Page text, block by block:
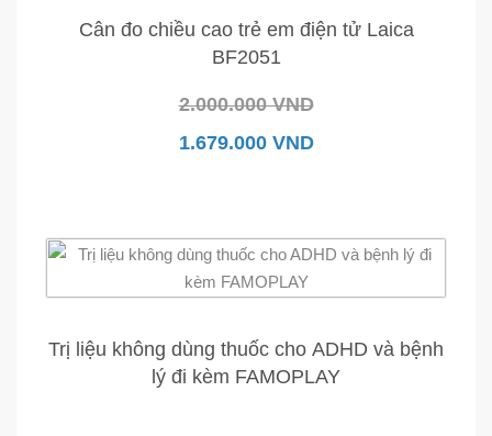
Cân đo chiều cao trẻ em điện tử Laica
BF2051
2.000.000 VND
1.679.000 VND
Trị liệu không dùng thuốc cho ADHD và bệnh
lý đi kèm FAMOPLAY